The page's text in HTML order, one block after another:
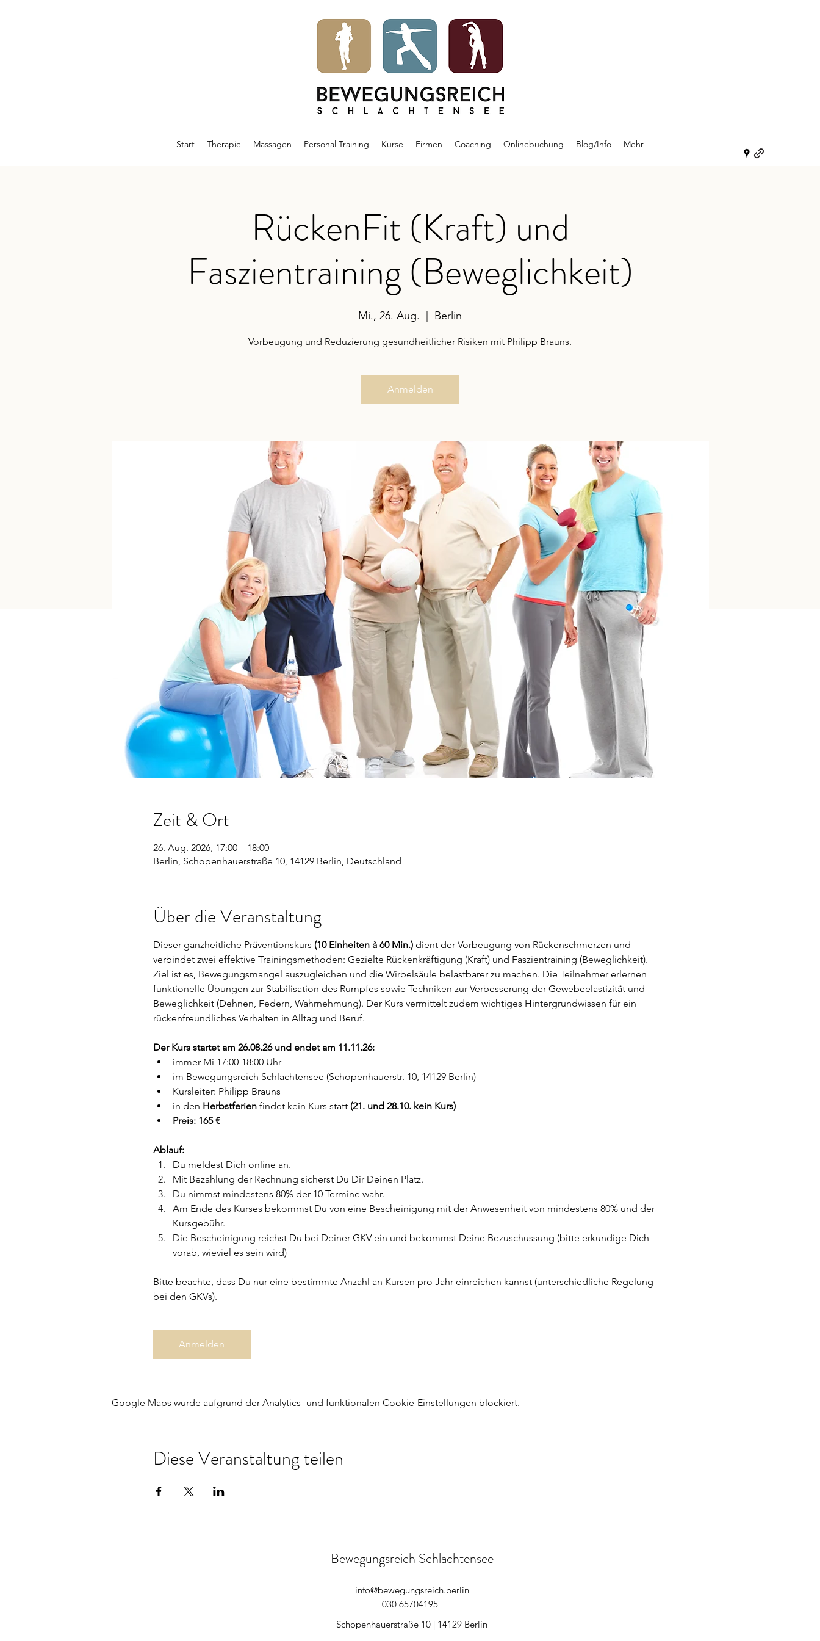
Start Therapie Massagen Personal Training Kurse Firmen Coaching Onlinebuchung Blog/Info Mehr
RückenFit (Kraft) und
Faszientraining (Beweglichkeit)
Mi., 26. Aug. Berlin
Vorbeugung und Reduzierung gesundheitlicher Risiken mit Philipp Brauns.
Anmelden
Zeit & Ort
26. Aug. 2026, 17:00 – 18:00
Berlin, Schopenhauerstraße 10, 14129 Berlin, Deutschland
Über die Veranstaltung
Dieser ganzheitliche Präventionskurs (10 Einheiten à 60 Min.) dient der Vorbeugung von Rückenschmerzen und
verbindet zwei effektive Trainingsmethoden: Gezielte Rückenkräftigung (Kraft) und Faszientraining (Beweglichkeit).
Ziel ist es, Bewegungsmangel auszugleichen und die Wirbelsäule belastbarer zu machen. Die Teilnehmer erlernen
funktionelle Übungen zur Stabilisation des Rumpfes sowie Techniken zur Verbesserung der Gewebeelastizität und
Beweglichkeit (Dehnen, Federn, Wahrnehmung). Der Kurs vermittelt zudem wichtiges Hintergrundwissen für ein
rückenfreundliches Verhalten in Alltag und Beruf.
Der Kurs startet am 26.08.26 und endet am 11.11.26:
immer Mi 17:00-18:00 Uhr
im Bewegungsreich Schlachtensee (Schopenhauerstr. 10, 14129 Berlin)
Kursleiter: Philipp Brauns
in den Herbstferien findet kein Kurs statt (21. und 28.10. kein Kurs)
Preis: 165 €
Ablauf:
Du meldest Dich online an.
Mit Bezahlung der Rechnung sicherst Du Dir Deinen Platz.
Du nimmst mindestens 80% der 10 Termine wahr.
Am Ende des Kurses bekommst Du von eine Bescheinigung mit der Anwesenheit von mindestens 80% und der
Kursgebühr.
Die Bescheinigung reichst Du bei Deiner GKV ein und bekommst Deine Bezuschussung (bitte erkundige Dich
vorab, wieviel es sein wird)
Bitte beachte, dass Du nur eine bestimmte Anzahl an Kursen pro Jahr einreichen kannst (unterschiedliche Regelung
bei den GKVs).
Anmelden
Google Maps wurde aufgrund der Analytics- und funktionalen Cookie-Einstellungen blockiert.
Diese Veranstaltung teilen
Bewegungsreich Schlachtensee
info@bewegungsreich.berlin
030 65704195
Schopenhauerstraße 10 | 14129 Berlin